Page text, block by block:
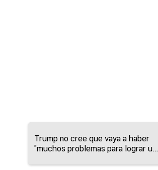
Trump no cree que vaya a haber
"muchos problemas para lograr un